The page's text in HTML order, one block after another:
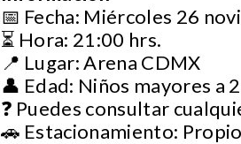
📅 Fecha: Miércoles 26
⏳ Hora: 21:00 hrs.
📍 Lugar: Arena CDMX
👤 Edad: Niños mayores a
❓ Puedes consultar
🚗 Estacionamiento: Propio